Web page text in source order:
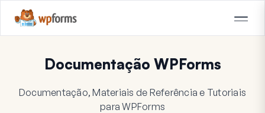
Documentação WPForms
Documentação, Materiais de Referência e Tutoriais
para WPForms